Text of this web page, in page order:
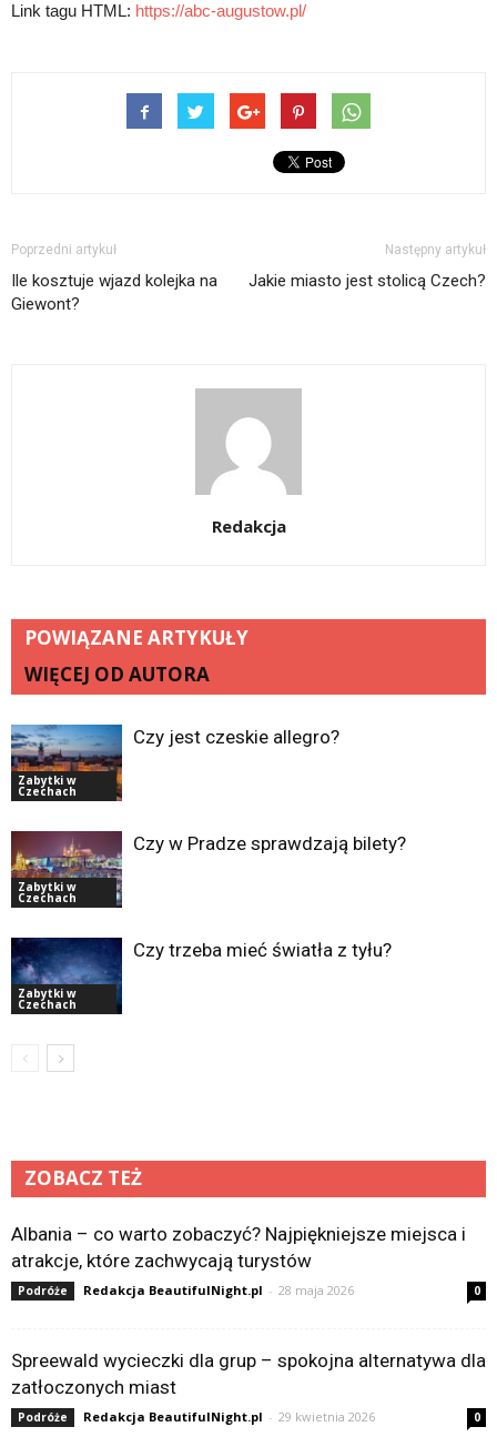
Link tagu HTML: https://abc-augustow.pl/
Poprzedni artykuł
Ile kosztuje wjazd kolejka na
Giewont?
Następny artykuł
Jakie miasto jest stolicą Czech?
Redakcja
POWIĄZANE ARTYKUŁY
WIĘCEJ OD AUTORA
Zabytki w
Czechach
Czy jest czeskie allegro?
Zabytki w
Czechach
Czy w Pradze sprawdzają bilety?
Zabytki w
Czechach
Czy trzeba mieć światła z tyłu?
ZOBACZ TEŻ
Albania – co warto zobaczyć? Najpiękniejsze miejsca i
atrakcje, które zachwycają turystów
Podróże Redakcja BeautifulNight.pl - 28 maja 2026 0
Spreewald wycieczki dla grup – spokojna alternatywa dla
zatłoczonych miast
Podróże Redakcja BeautifulNight.pl - 29 kwietnia 2026 0